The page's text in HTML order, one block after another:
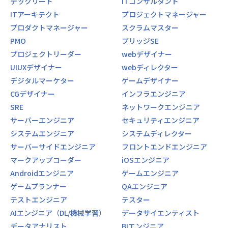
ITアーキテクト
プロジェクトマネージャー
プロダクトマネージャー
スクラムマスター
PMO
ブリッジSE
プロジェクトリーダー
webデザイナー
UIUXデザイナー
webディレクター
デジタルマーケター
ゲームデザイナー
CGデザイナー
インフラエンジニア
SRE
ネットワークエンジニア
サーバーエンジニア
セキュリティエンジニア
システムエンジニア
システムディレクター
サーバーサイドエンジニア
フロントエンドエンジニア
マークアップコーダー
iOSエンジニア
Androidエンジニア
ゲームエンジニア
ゲームプランナー
QAエンジニア
テストエンジニア
テスター
AIエンジニア（DL/機械学習）
データサイエンティスト